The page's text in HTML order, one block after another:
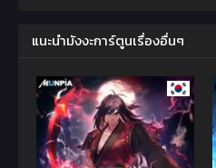
แนะนำมังงะการ์ตูนเรื่องอื่นๆ